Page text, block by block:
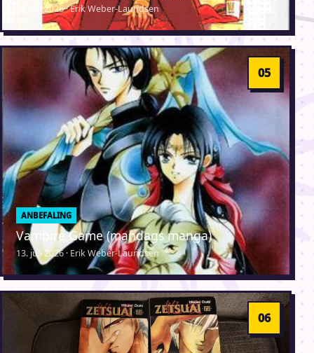
20. juli 2026 · Erik Weber-Lauridsen
ANBEFALING
Vampire Game (mandags manga)
13. juli 2026 · Erik Weber-Lauridsen